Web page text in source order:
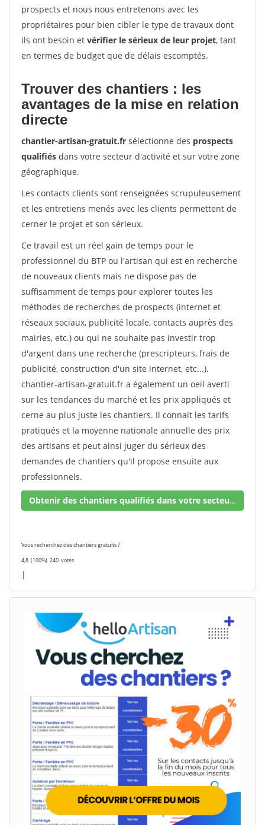
prospects et nous nous entretenons avec les
propriétaires pour bien cibler le type de travaux dont
ils ont besoin et vérifier le sérieux de leur projet, tant
en termes de budget que de délais escomptés.
Trouver des chantiers : les
avantages de la mise en relation
directe
chantier-artisan-gratuit.fr sélectionne des prospects
qualifiés dans votre secteur d'activité et sur votre zone
géographique.
Les contacts clients sont renseignées scrupuleusement
et les entretiens menés avec les clients permettent de
cerner le projet et son sérieux.
Ce travail est un réel gain de temps pour le
professionnel du BTP ou l'artisan qui est en recherche
de nouveaux clients mais ne dispose pas de
suffisamment de temps pour explorer toutes les
méthodes de recherches de prospects (internet et
réseaux sociaux, publicité locale, contacts auprès des
mairies, etc.) ou qui ne souhaite pas investir trop
d'argent dans une recherche (prescripteurs, frais de
publicité, construction d'un site internet, etc...).
chantier-artisan-gratuit.fr a également un oeil averti
sur les tendances du marché et les prix appliqués et
cerne au plus juste les chantiers. Il connait les tarifs
pratiqués et la moyenne nationale annuelle des prix
des artisans et peut ainsi juger du sérieux des
demandes de chantiers qu'il propose ensuite aux
professionnels.
Obtenir des chantiers qualifiés dans votre secteur !
Vous recherchez des chantiers gratuits ?
4,8 (100%) 240 votes
|